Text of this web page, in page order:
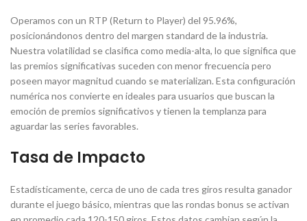
Operamos con un RTP (Return to Player) del 95.96%,
posicionándonos dentro del margen standard de la industria.
Nuestra volatilidad se clasifica como media-alta, lo que significa que
las premios significativas suceden con menor frecuencia pero
poseen mayor magnitud cuando se materializan. Esta configuración
numérica nos convierte en ideales para usuarios que buscan la
emoción de premios significativos y tienen la templanza para
aguardar las series favorables.
Tasa de Impacto
Estadísticamente, cerca de uno de cada tres giros resulta ganador
durante el juego básico, mientras que las rondas bonus se activan